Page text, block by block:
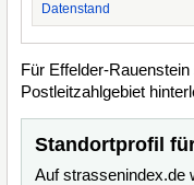
Datenstand
Für Effelder-
Postleitzahlgebiet
Standortprofil
Auf strassenindex.de